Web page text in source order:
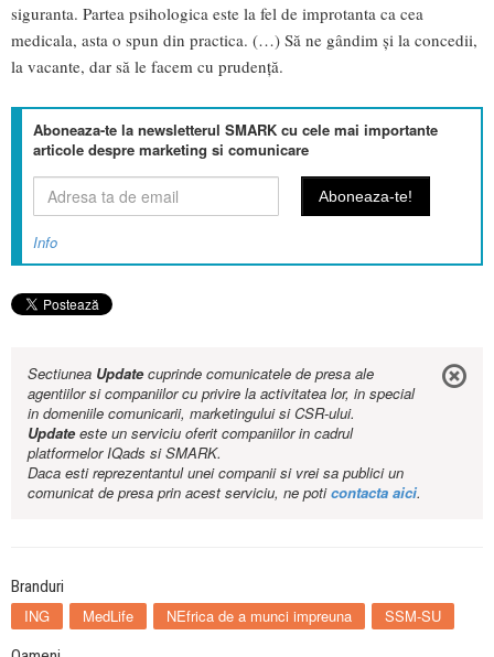
siguranta. Partea psihologica este la fel de improtanta ca cea
medicala, asta o spun din practica. (…) Să ne gândim și la concedii,
la vacante, dar să le facem cu prudență.
Aboneaza-te la newsletterul SMARK cu cele mai importante
articole despre marketing si comunicare
Info
Sectiunea Updatecuprinde comunicatele de presa ale
agentiilor si companiilor cu privire la activitatea lor, in special
in domeniile comunicarii, marketingului si CSR-ului.
Updateeste un serviciu oferit companiilor in cadrul
platformelor IQads si SMARK.
Daca esti reprezentantul unei companii si vrei sa publici un
comunicat de presa prin acest serviciu, ne poticontacta aici.
Branduri
ING MedLife NEfrica de a munci impreuna SSM-SU